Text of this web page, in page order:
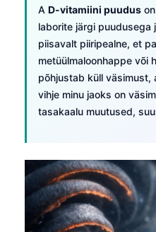
A D-vitamiini puudus
laborite järgi puudusega
piisavalt piiripealne, et
metüülmaloonhappe või
põhjustab küll väsimust,
vihje minu jaoks on
tasakaalu muutused,
മലയാളം
Bahasa Melayu
Tiếng Việt
ဗမာစာ
ភាសាខ្មែរ
Kiswahili
አማርኛ
Українська